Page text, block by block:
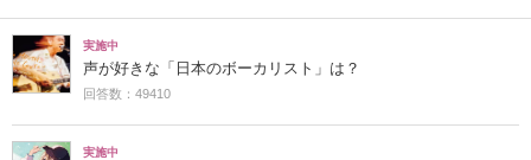
実施中
声が好きな「日本のボーカリスト」は？
回答数：49410
実施中